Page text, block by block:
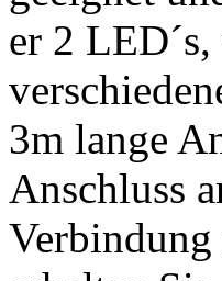
er 2
3m lange
Anschluss